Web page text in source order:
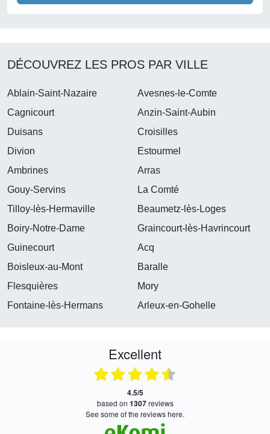
DÉCOUVREZ LES PROS PAR VILLE
Ablain-Saint-Nazaire
Avesnes-le-Comte
Cagnicourt
Anzin-Saint-Aubin
Duisans
Croisilles
Divion
Estourmel
Ambrines
Arras
Gouy-Servins
La Comté
Tilloy-lès-Hermaville
Beaumetz-lès-Loges
Boiry-Notre-Dame
Graincourt-lès-Havrincourt
Guinecourt
Acq
Boisleux-au-Mont
Baralle
Flesquières
Mory
Fontaine-lès-Hermans
Arleux-en-Gohelle
Excellent
4.5/5
based on 1307reviews
see some of the reviews here.